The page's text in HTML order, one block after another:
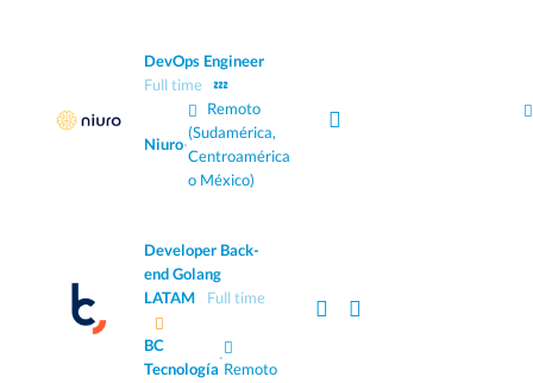
DevOps Engineer
Full time
💤
Niuro·
Remoto
(Sudamérica,
Centroamérica
o México)
Developer Back-
end Golang
LATAM
Full time
BC
Tecnología
·
Remoto